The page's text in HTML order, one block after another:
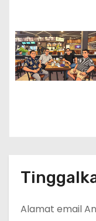
Alamat email